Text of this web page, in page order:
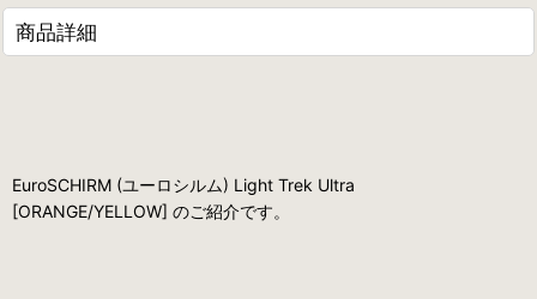
商品詳細
EuroSCHIRM (ユーロシルム) Light Trek Ultra
[ORANGE/YELLOW] のご紹介です。